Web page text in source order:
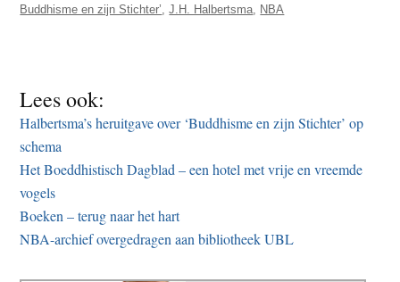
Buddhisme en zijn Stichter’,J.H. Halbertsma, NBA
Lees ook:
Halbertsma’s heruitgave over ‘Buddhisme en zijn Stichter’ op
schema
Het Boeddhistisch Dagblad – een hotel met vrije en vreemde
vogels
Boeken – terug naar het hart
NBA-archief overgedragen aan bibliotheek UBL